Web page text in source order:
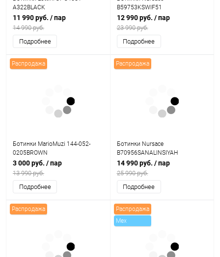
A322BLACK
11 990 руб. / пар
14 990 руб.
Подробнее
B59753KSWIF51
12 990 руб. / пар
23 990 руб.
Подробнее
Распродажа
Ботинки MarioMuzi 144-052-
0205BROWN
3 000 руб. / пар
13 990 руб.
Подробнее
Распродажа
Ботинки Nursace
B70956SANALINSIYAH
14 990 руб. / пар
25 990 руб.
Подробнее
Распродажа
Распродажа
Mex